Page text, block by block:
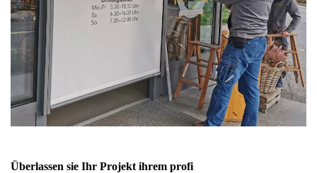
Überlassen sie Ihr Projekt ihrem profi